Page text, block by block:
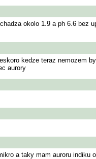
okolo 1.9 a ph 6.6 bez
kedze teraz nemozem
aurory
a taky mam auroru indiku